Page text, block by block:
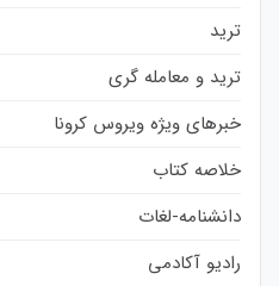
ترید
ترید و معامله گری
خبرهای ویژه ویروس کرونا
خلاصه کتاب
دانشنامه-لغات
رادیو آکادمی